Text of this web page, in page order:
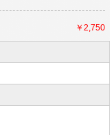
￥2,750